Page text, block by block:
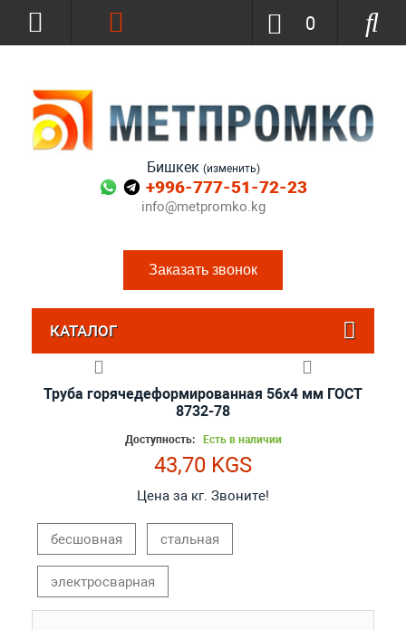
Бишкек (изменить)
+996-777-51-72-23
info@metpromko.kg
Заказать звонок
0
КАТАЛОГ
Труба горячедеформированная 56х4 мм ГОСТ
8732-78
Доступность: Есть в наличии
43,70 KGS
Цена за кг. Звоните!
бесшовная стальная
электросварная